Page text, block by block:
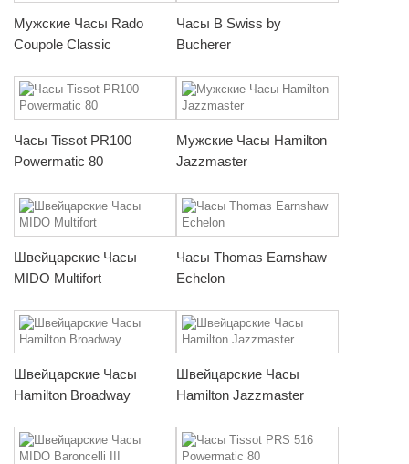
Мужские Часы Rado
Coupole Classic
Часы B Swiss by
Bucherer
Часы Tissot PR100
Powermatic 80
Мужские Часы Hamilton
Jazzmaster
Швейцарские Часы
MIDO Multifort
Часы Thomas Earnshaw
Echelon
Швейцарские Часы
Hamilton Broadway
Швейцарские Часы
Hamilton Jazzmaster